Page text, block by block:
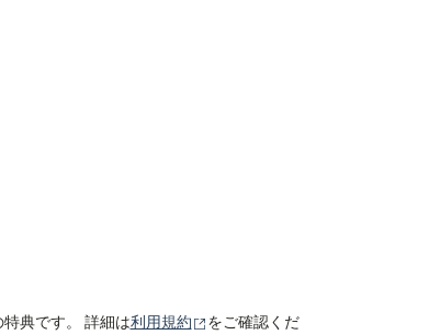
典です。 詳細は利用規約 （別ウィンドウで開きます）
をご確認くだ